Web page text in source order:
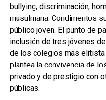
bullying, discriminación,
musulmana. Condimentos
público joven. El punto de
inclusión de tres jóvenes
de los colegios mas elitista
plantea la convivencia de
privado y de prestigio con
públicas.